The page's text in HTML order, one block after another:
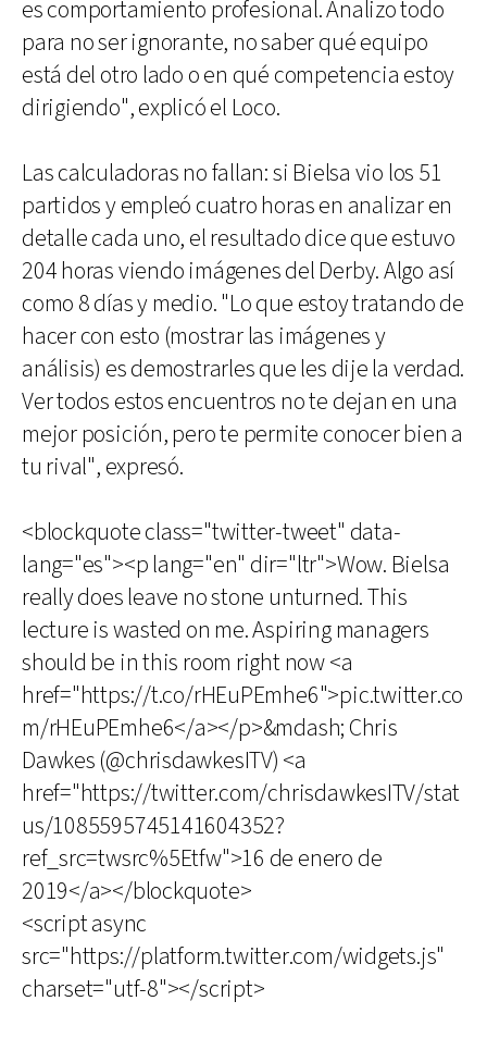
es comportamiento profesional. Analizo todo
para no ser ignorante, no saber qué equipo
está del otro lado o en qué competencia estoy
dirigiendo", explicó el Loco.
Las calculadoras no fallan: si Bielsa vio los 51
partidos y empleó cuatro horas en analizar en
detalle cada uno, el resultado dice que estuvo
204 horas viendo imágenes del Derby. Algo así
como 8 días y medio. "Lo que estoy tratando de
hacer con esto (mostrar las imágenes y
análisis) es demostrarles que les dije la verdad.
Ver todos estos encuentros no te dejan en una
mejor posición, pero te permite conocer bien a
tu rival", expresó.
<blockquote class="twitter-tweet" data-
lang="es"><p lang="en" dir="ltr">Wow. Bielsa
really does leave no stone unturned. This
lecture is wasted on me. Aspiring managers
should be in this room right now <a
href="https://t.co/rHEuPEmhe6">pic.twitter.co
m/rHEuPEmhe6</a></p>&mdash; Chris
Dawkes (@chrisdawkesITV) <a
href="https://twitter.com/chrisdawkesITV/stat
us/1085595745141604352?
ref_src=twsrc%5Etfw">16 de enero de
2019</a></blockquote>
<script async
src="https://platform.twitter.com/widgets.js"
charset="utf-8"></script>